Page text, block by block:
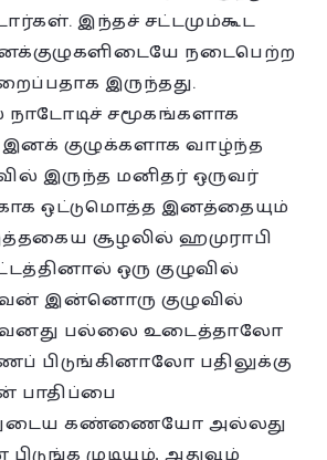
இந்தச் சட்டமும்கூட
நடைபெற்ற
இருந்தது.
சமூகங்களாக
குழுக்களாக வாழ்ந்த
இருந்த மனிதர் ஒருவர்
ஒட்டுமொத்த இனத்தையும்
சூழலில் ஹமுராபி
ஒரு குழுவில்
இன்னொரு குழுவில்
பல்லை உடைத்தாலோ
பதிலுக்கு
பாதிப்பை
கண்ணையோ அல்லது